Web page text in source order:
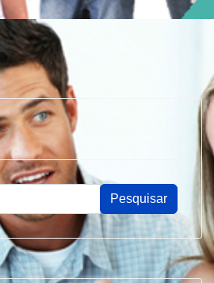
Pesquisar